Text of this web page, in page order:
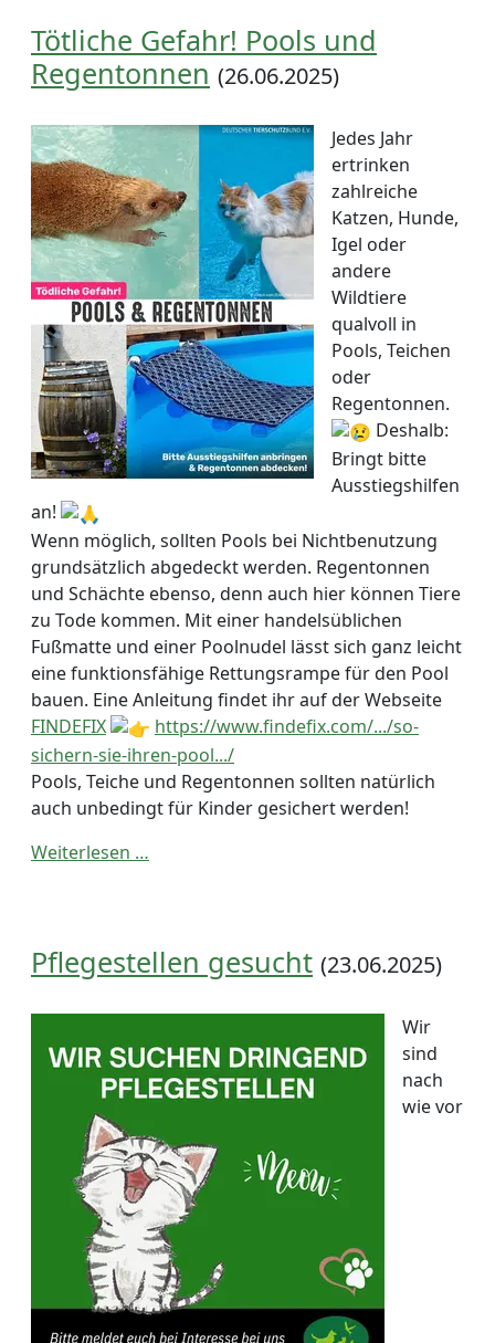
Tötliche Gefahr! Pools und
Regentonnen (26.06.2025)
Jedes Jahr
ertrinken
zahlreiche
Katzen, Hunde,
Igel oder
andere
Wildtiere
qualvoll in
Pools, Teichen
oder
Regentonnen.
Deshalb:
Bringt bitte
Ausstiegshilfen
an!
Wenn möglich, sollten Pools bei Nichtbenutzung
grundsätzlich abgedeckt werden. Regentonnen
und Schächte ebenso, denn auch hier können Tiere
zu Tode kommen. Mit einer handelsüblichen
Fußmatte und einer Poolnudel lässt sich ganz leicht
eine funktionsfähige Rettungsrampe für den Pool
bauen. Eine Anleitung findet ihr auf der Webseite
FINDEFIX
https://www.findefix.com/.../so-
sichern-sie-ihren-pool.../
Pools, Teiche und Regentonnen sollten natürlich
auch unbedingt für Kinder gesichert werden!
Weiterlesen …
Pflegestellen gesucht (23.06.2025)
Wir
sind
nach
wie vor